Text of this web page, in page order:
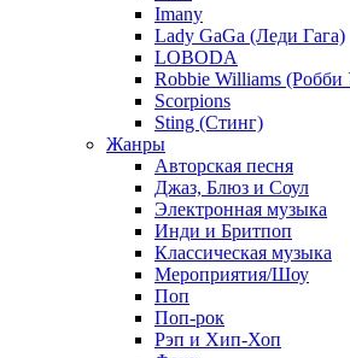
Imany
Lady GaGa (Леди Гага)
LOBODA
Robbie Williams (Робби
Scorpions
Sting (Стинг)
Жанры
Авторская песня
Джаз, Блюз и Соул
Электронная музыка
Инди и Бритпоп
Классическая музыка
Мероприятия/Шоу
Поп
Поп-рок
Рэп и Хип-Хоп